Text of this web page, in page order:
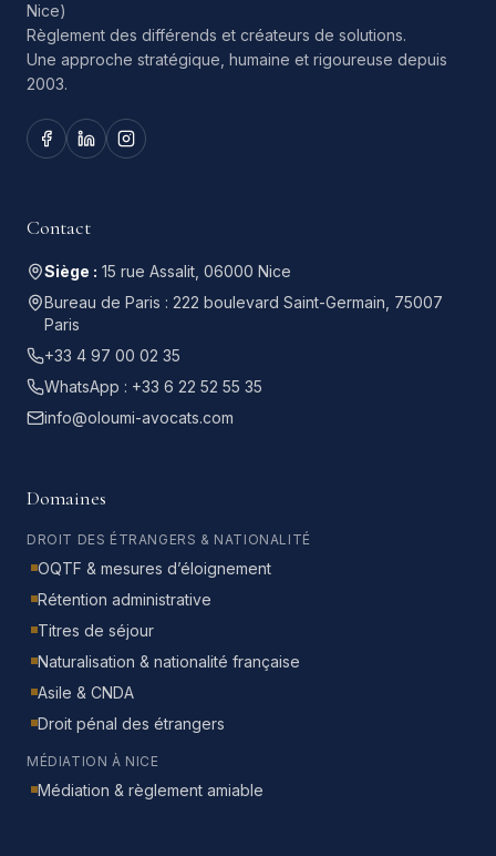
Nice)
Règlement des différends et créateurs de solutions.
Une approche stratégique, humaine et rigoureuse depuis
2003.
Contact
Siège : 15 rue Assalit, 06000 Nice
Bureau de Paris : 222 boulevard Saint-Germain, 75007
Paris
+33 4 97 00 02 35
WhatsApp : +33 6 22 52 55 35
info@oloumi-avocats.com
Domaines
DROIT DES ÉTRANGERS & NATIONALITÉ
OQTF & mesures d’éloignement
Rétention administrative
Titres de séjour
Naturalisation & nationalité française
Asile & CNDA
Droit pénal des étrangers
MÉDIATION À NICE
Médiation & règlement amiable